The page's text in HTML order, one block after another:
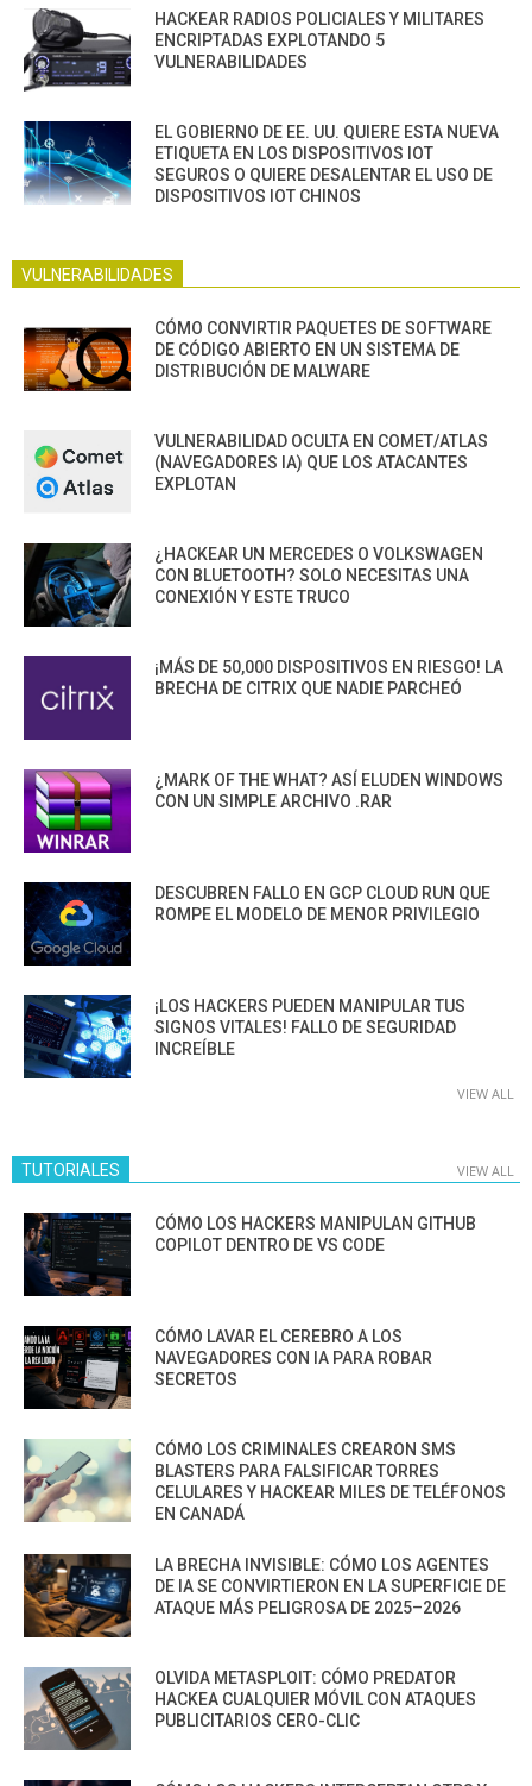
HACKEAR RADIOS POLICIALES Y MILITARES
ENCRIPTADAS EXPLOTANDO 5
VULNERABILIDADES
EL GOBIERNO DE EE. UU. QUIERE ESTA NUEVA
ETIQUETA EN LOS DISPOSITIVOS IOT
SEGUROS O QUIERE DESALENTAR EL USO DE
DISPOSITIVOS IOT CHINOS
VULNERABILIDADES
CÓMO CONVIRTIR PAQUETES DE SOFTWARE
DE CÓDIGO ABIERTO EN UN SISTEMA DE
DISTRIBUCIÓN DE MALWARE
VULNERABILIDAD OCULTA EN COMET/ATLAS
(NAVEGADORES IA) QUE LOS ATACANTES
EXPLOTAN
¿HACKEAR UN MERCEDES O VOLKSWAGEN
CON BLUETOOTH? SOLO NECESITAS UNA
CONEXIÓN Y ESTE TRUCO
¡MÁS DE 50,000 DISPOSITIVOS EN RIESGO! LA
BRECHA DE CITRIX QUE NADIE PARCHEÓ
¿MARK OF THE WHAT? ASÍ ELUDEN WINDOWS
CON UN SIMPLE ARCHIVO .RAR
DESCUBREN FALLO EN GCP CLOUD RUN QUE
ROMPE EL MODELO DE MENOR PRIVILEGIO
¡LOS HACKERS PUEDEN MANIPULAR TUS
SIGNOS VITALES! FALLO DE SEGURIDAD
INCREÍBLE
VIEW ALL
TUTORIALES VIEW ALL
CÓMO LOS HACKERS MANIPULAN GITHUB
COPILOT DENTRO DE VS CODE
CÓMO LAVAR EL CEREBRO A LOS
NAVEGADORES CON IA PARA ROBAR
SECRETOS
CÓMO LOS CRIMINALES CREARON SMS
BLASTERS PARA FALSIFICAR TORRES
CELULARES Y HACKEAR MILES DE TELÉFONOS
EN CANADÁ
LA BRECHA INVISIBLE: CÓMO LOS AGENTES
DE IA SE CONVIRTIERON EN LA SUPERFICIE DE
ATAQUE MÁS PELIGROSA DE 2025–2026
OLVIDA METASPLOIT: CÓMO PREDATOR
HACKEA CUALQUIER MÓVIL CON ATAQUES
PUBLICITARIOS CERO-CLIC